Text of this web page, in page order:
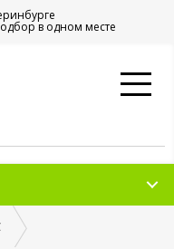
в одном месте